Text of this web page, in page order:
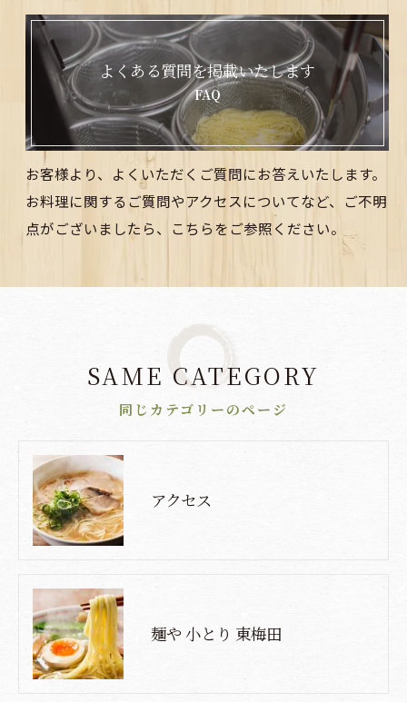
よくある質問を掲載いたします
FAQ
お客様より、よくいただくご質問にお答えいたします。
お料理に関するご質問やアクセスについてなど、ご不明
点がございましたら、こちらをご参照ください。
同じカテゴリーのページ
SAME CATEGORY
アクセス
麺や 小とり 東梅田